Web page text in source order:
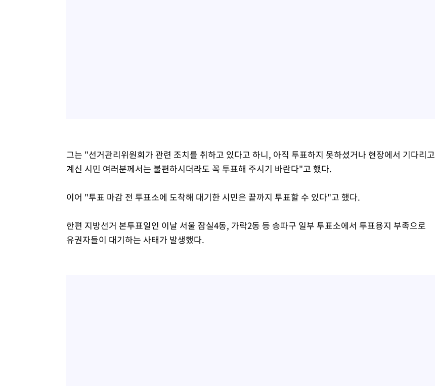
그는 "선거관리위원회가 관련 조치를 취하고 있다고 하니, 아직 투표하지 못하셨거나 현장에서 기다리고
계신 시민 여러분께서는 불편하시더라도 꼭 투표해 주시기 바란다"고 했다.
이어 "투표 마감 전 투표소에 도착해 대기한 시민은 끝까지 투표할 수 있다"고 했다.
한편 지방선거 본투표일인 이날 서울 잠실4동, 가락2동 등 송파구 일부 투표소에서 투표용지 부족으로
유권자들이 대기하는 사태가 발생했다.